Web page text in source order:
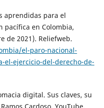
aprendidas para el
pacífica en Colombia,
de 2021). Reliefweb.
el-paro-nacional-
el-ejercicio-del-derecho-de-
digital. Sus claves, su